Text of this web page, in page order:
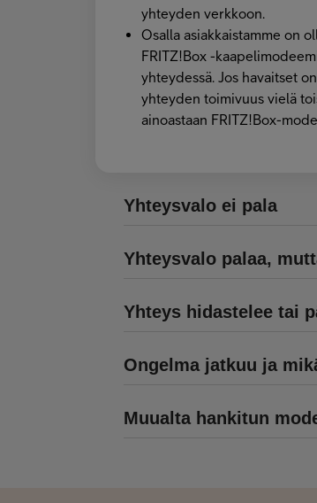
yhteyden verkkoon.
Osalla asiakkaistamme on
FRITZ!Box -
yhteydessä. Jos havaitset
yhteyden toimivuus vielä
ainoastaan FRITZ!Box-
Yhteysvalo ei pala
Yhteysvalo palaa,
Yhteys hidastelee tai
Ongelma jatkuu ja
Muualta hankitun